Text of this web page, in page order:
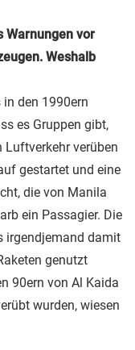
Warnungen vor
Weshalb
den 1990ern
es Gruppen gibt,
verüben
gestartet und eine
die von Manila
ein Passagier. Die
irgendjemand damit
genutzt
90ern von Al Kaida
wurden, wiesen